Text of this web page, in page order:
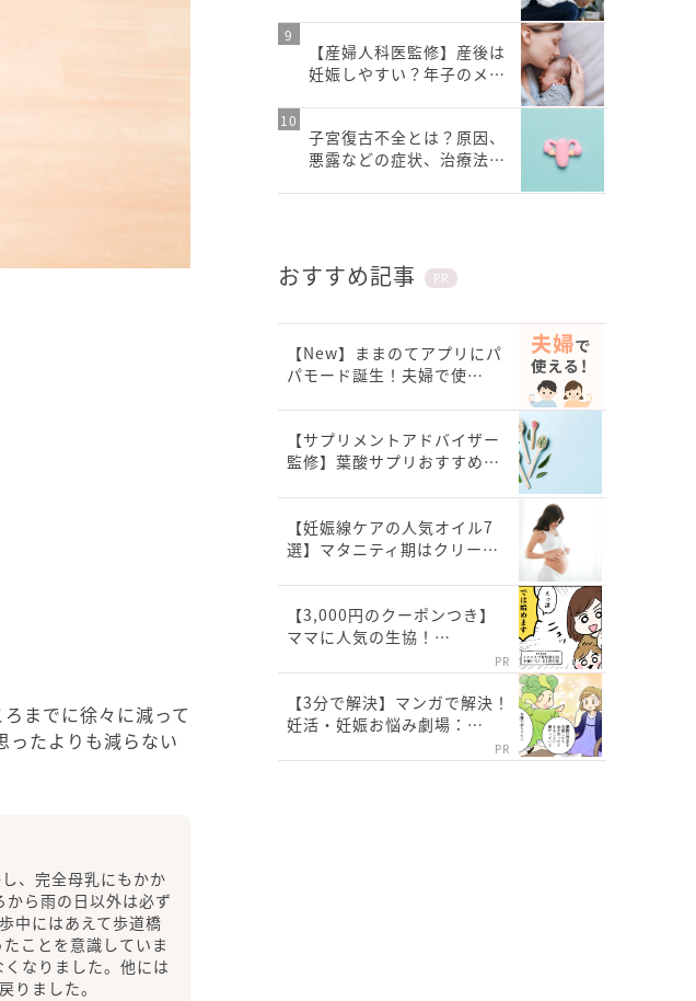
までに徐々に減って
ったよりも減らない
、完全母乳にもかか
ら雨の日以外は必ず
中にはあえて歩道橋
ことを意識していま
なりました。他には
りました。
【産婦人科医監修】産後は
妊娠しやすい？年子のメ…
子宮復古不全とは？原因、
悪露などの症状、治療法…
おすすめ記事 PR
【New】ままのてアプリにパ
パモード誕生！夫婦で使…
【サプリメントアドバイザー
監修】葉酸サプリおすすめ…
【妊娠線ケアの人気オイル7
選】マタニティ期はクリー…
【3,000円のクーポンつき】
ママに人気の生協！…
PR
【3分で解決】マンガで解決！
妊活・妊娠お悩み劇場：…
PR